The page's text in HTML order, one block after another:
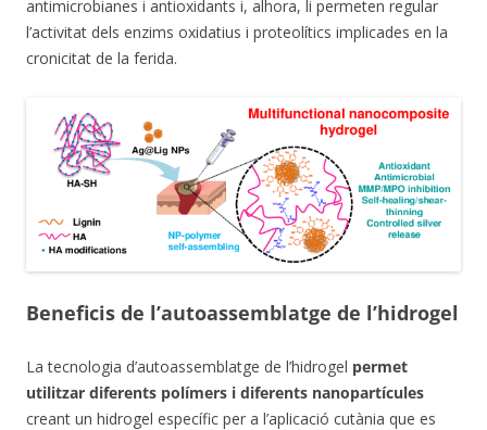
antimicrobianes i antioxidants i, alhora, li permeten regular
l’activitat dels enzims oxidatius i proteolítics implicades en la
cronicitat de la ferida.
Beneficis de l’autoassemblatge de l’hidrogel
La tecnologia d’autoassemblatge de l’hidrogel permet
utilitzar diferents polímers i diferents nanopartícules
creant un hidrogel específic per a l’aplicació cutània que es